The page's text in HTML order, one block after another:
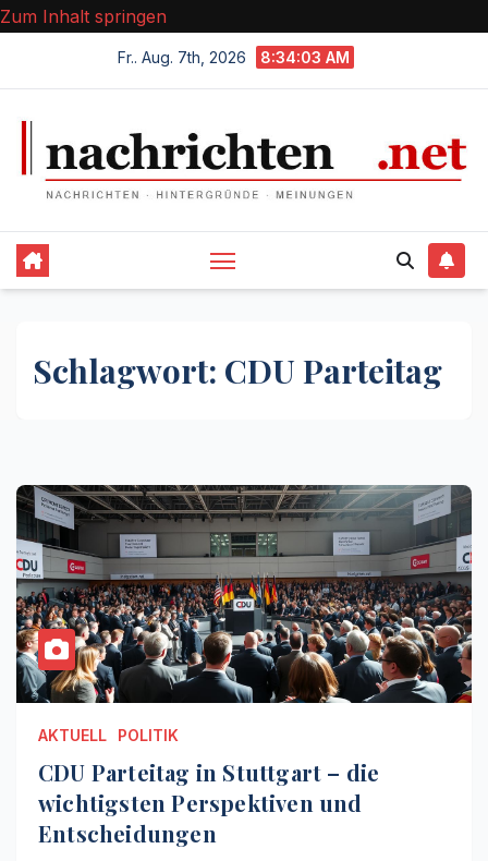
Zum Inhalt springen
Fr.. Aug. 7th, 2026 8:34:04 AM
Schlagwort: CDU Parteitag
AKTUELL POLITIK
CDU Parteitag in Stuttgart – die
wichtigsten Perspektiven und
Entscheidungen